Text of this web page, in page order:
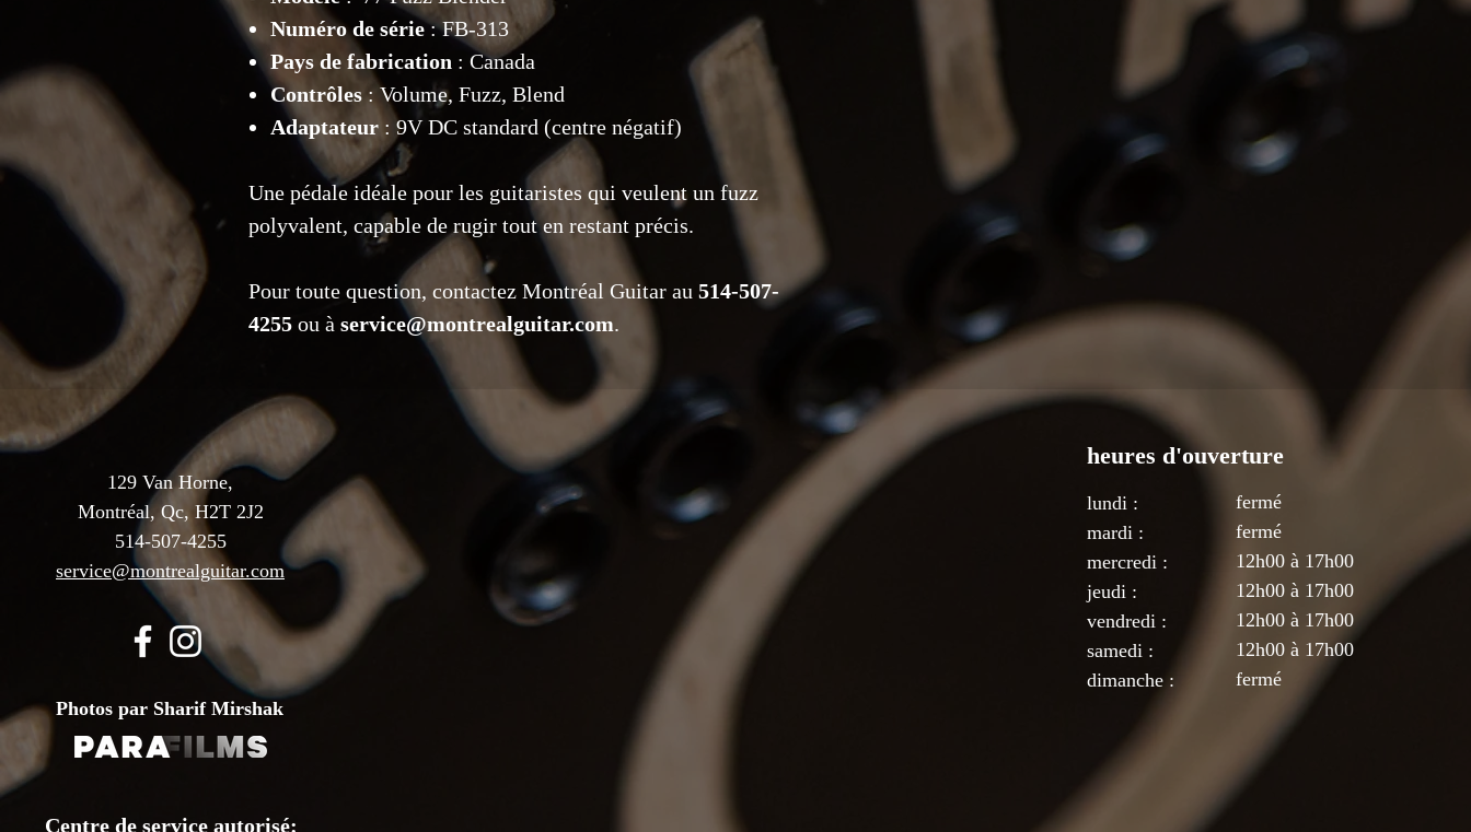
Numéro de série: FB-313
Pays de fabrication : Canada
Contrôles : Volume, Fuzz, Blend
Adaptateur : 9V DC standard (centre négatif)
Une pédale idéale pour les guitaristes qui veulent un fuzz
polyvalent, capable de rugir tout en restant précis.
Pour toute question, contactez Montréal Guitar au 514-507-
4255 ou à service@montrealguitar.com.
129 Van Horne,
Montréal, Qc, H2T 2J2
514-507-4255
service@montrealguitar.com
Photos par Sharif Mirshak
Centre de service autorisé:
heures d'ouverture
lundi :
mardi :
mercredi :
jeudi :
vendredi :
samedi :
dimanche :
fermé
fermé
12h00 à 17h00
12h00 à 17h00
12h00 à 17h00
12h00 à 17h00
fermé